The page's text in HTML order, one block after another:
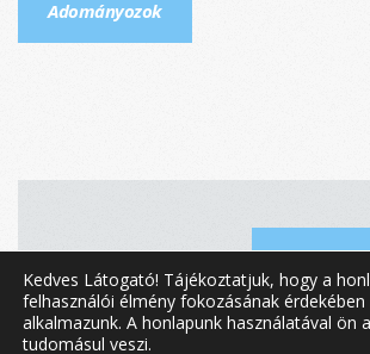
Adományozok
1 2 3 4 OLDER
Kedves Látogató! Tájékoztatjuk, hogy a
felhasználói élmény fokozásának
alkalmazunk. A honlapunk használatával ön
tudomásul veszi.